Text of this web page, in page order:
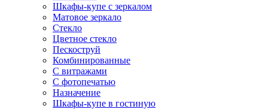
Шкафы-купе с зеркалом
Матовое зеркало
Стекло
Цветное стекло
Пескоструй
Комбинированные
С витражами
С фотопечатью
Назначение
Шкафы-купе в гостиную